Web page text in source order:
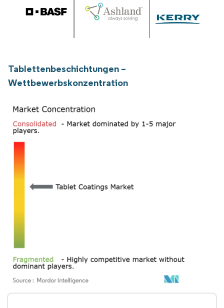
Tablettenbeschichtungen –
Wettbewerbskonzentration